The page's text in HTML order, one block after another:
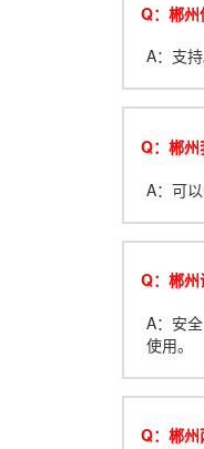
Q：郴州
A：支
Q：郴州
A：可
Q：郴州
A：安
使用。
Q：郴州